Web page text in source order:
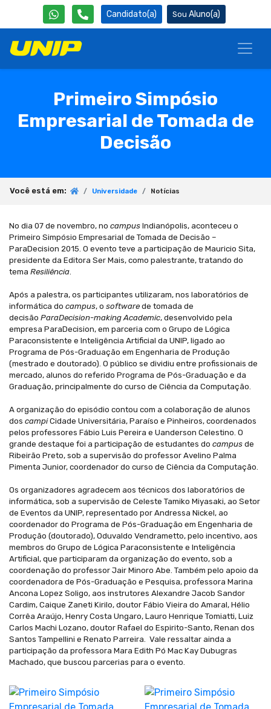
Candidato(a) Aluno(a)
Primeiro Simpósio
Empresarial de Tomada de
Decisão
Você está em: Universidade Notícias
No dia 07 de novembro, no campus Indianópolis, aconteceu o
Primeiro Simpósio Empresarial de Tomada de Decisão –
ParaDecision 2015. O evento teve a participação de Mauricio Sita,
presidente da Editora Ser Mais, como palestrante, tratando do
tema Resiliência.
Após a palestra, os participantes utilizaram, nos laboratórios de
informática do campus, o software de tomada de
decisão ParaDecision-making Academic, desenvolvido pela
empresa ParaDecision, em parceria com o Grupo de Lógica
Paraconsistente e Inteligência Artificial da UNIP, ligado ao
Programa de Pós-Graduação em Engenharia de Produção
(mestrado e doutorado). O público se dividiu entre profissionais de
mercado, alunos do referido Programa de Pós-Graduação e da
Graduação, principalmente do curso de Ciência da Computação.
A organização do episódio contou com a colaboração de alunos
dos campiCidade Universitária, Paraíso e Pinheiros, coordenados
pelos professores Fábio Luis Pereira e Uanderson Celestino. O
grande destaque foi a participação de estudantes do campus de
Ribeirão Preto, sob a supervisão do professor Avelino Palma
Pimenta Junior, coordenador do curso de Ciência da Computação.
Os organizadores agradecem aos técnicos dos laboratórios de
informática, sob a supervisão de Celeste Tamiko Miyasaki, ao Setor
de Eventos da UNIP, representado por Andressa Nickel, ao
coordenador do Programa de Pós-Graduação em Engenharia de
Produção (doutorado), Oduvaldo Vendrametto, pelo incentivo, aos
membros do Grupo de Lógica Paraconsistente e Inteligência
Artificial, que participaram da organização do evento, sob a
coordenação do professor Jair Minoro Abe. Também pelo apoio da
coordenadora de Pós-Graduação e Pesquisa, professora Marina
Ancona Lopez Soligo, aos instrutores Alexandre Jacob Sandor
Cardim, Caique Zaneti Kirilo, doutor Fábio Vieira do Amaral, Hélio
Corrêa Araújo, Henry Costa Ungaro, Lauro Henrique Tomiatti, Luiz
Carlos Machi Lozano, doutor Rafael do Espirito-Santo, Renan dos
Santos Tampellini e Renato Parreira. Vale ressaltar ainda a
participação da professora Mara Edith Pó Mac Kay Dubugras
Machado, que buscou parcerias para o evento.